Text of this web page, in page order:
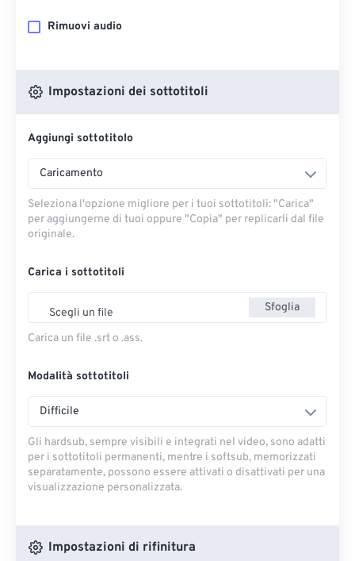
Rimuovi audio
Impostazioni dei sottotitoli
Aggiungi sottotitolo
Caricamento
Seleziona l'opzione migliore per i tuoi sottotitoli: "Carica" ​​
per aggiungerne di tuoi oppure "Copia" per replicarli dal file
originale.
Carica i sottotitoli
Scegli un file Sfoglia
Carica un file .srt o .ass.
Modalità sottotitoli
Difficile
Gli hardsub, sempre visibili e integrati nel video, sono adatti
per i sottotitoli permanenti, mentre i softsub, memorizzati
separatamente, possono essere attivati ​​o disattivati ​​per una
visualizzazione personalizzata.
Impostazioni di rifinitura